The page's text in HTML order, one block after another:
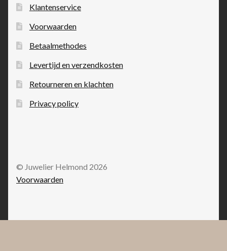
Klantenservice
Voorwaarden
Betaalmethodes
Levertijd en verzendkosten
Retourneren en klachten
Privacy policy
© Juwelier Helmond 2026
Voorwaarden